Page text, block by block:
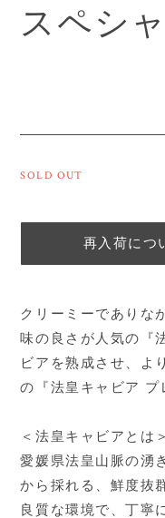
スペシ
SOLD OUT
再入荷につ
クリーミーでありな
味の良さが人気の『
ビアを熟成させ、よ
の『法皇キャビア プ
＜法皇キャビアとは＞
愛媛県法皇山脈の湧
から採れる、鮮度抜
良質な環境で、丁寧